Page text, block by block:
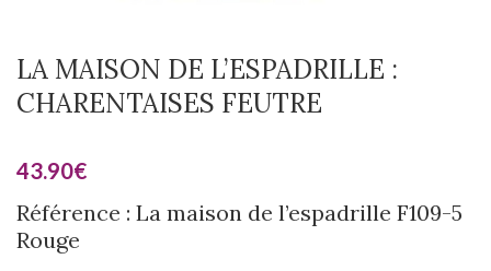
LA MAISON DE L’ESPADRILLE :
CHARENTAISES FEUTRE
43.90€
Référence : La maison de l’espadrille F109-5
Rouge